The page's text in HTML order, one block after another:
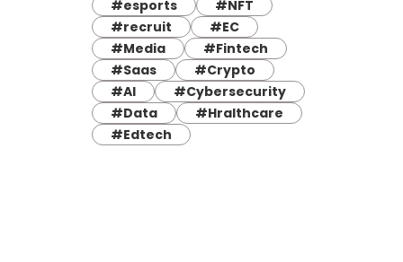
#esports
#NFT
#recruit
#EC
#Media
#Fintech
#Saas
#Crypto
#AI
#Cybersecurity
#Data
#Hralthcare
#Edtech